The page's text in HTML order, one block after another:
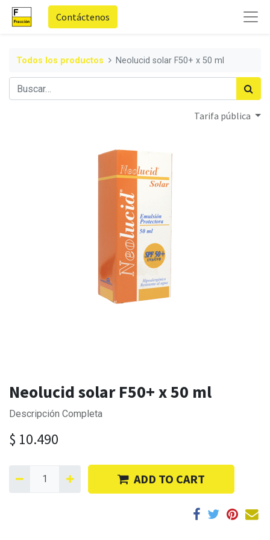
Contáctenos
Todos los productos Neolucid solar F50+ x 50 ml
Tarifa pública
Neolucid solar F50+ x 50 ml
Descripción Completa
$ 10.490
ADD TO CART